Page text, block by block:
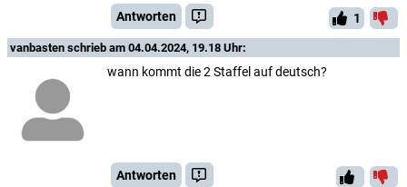
Antworten 1
vanbasten schrieb am 04.04.2024, 19.18 Uhr:
wann kommt die 2 Staffel auf deutsch?
Antworten